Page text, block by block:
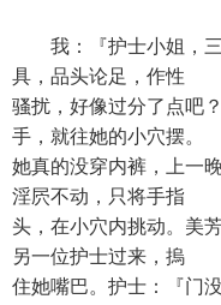
我：『护士小姐，三
具，品头论足，作性
骚扰，好像过分了点吧
手，就往她的小穴摆。
她真的没穿内裤，上一
淫屄不动，只将手指
头，在小穴内挑动。
另一位护士过来，摀
住她嘴巴。护士：『门